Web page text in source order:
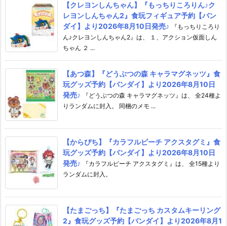
【クレヨンしんちゃん】『もっちりころりん♪ク
レヨンしんちゃん2』食玩フィギュア予約【バン
ダイ】より2026年8月10日発売♪
『もっちりころり
ん♪クレヨンしんちゃん2』は、 １、アクション仮面しん
ちゃん ２ ...
【あつ森】『どうぶつの森 キャラマグネッツ』食
玩グッズ予約【バンダイ】より2026年8月10日
発売♪
『どうぶつの森 キャラマグネッツ』は、 全24種よ
りランダムに封入。 同梱のメモ ...
【からぴち】『カラフルピーチ アクスタグミ』食
玩グッズ予約【バンダイ】より2026年8月10日
発売♪
『カラフルピーチ アクスタグミ』は、 全15種より
ランダムに封入。
【たまごっち】『たまごっち カスタムキーリング
2』食玩グッズ予約【バンダイ】より2026年8月1